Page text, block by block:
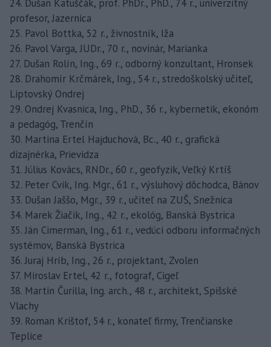
24. Dušan Katuščák, prof. PhDr., PhD., 74 r., univerzitný
profesor, Jazernica
25. Pavol Bottka, 52 r., živnostník, Iža
26. Pavol Varga, JUDr., 70 r., novinár, Marianka
27. Dušan Rolín, Ing., 69 r., odborný konzultant, Hronsek
28. Drahomír Krčmárek, Ing., 54 r., stredoškolský učiteľ,
Liptovský Ondrej
29. Ondrej Kvasnica, Ing., PhD., 36 r., kybernetik, ekonóm
a pedagóg, Trenčín
30. Martina Ertel Hajduchová, Bc., 40 r., grafická
dizajnérka, Prievidza
31. Július Kovács, RNDr., 60 r., geofyzik, Veľký Krtíš
32. Peter Cvik, Ing. Mgr., 61 r., výsluhový dôchodca, Bánov
33. Dušan Jaššo, Mgr., 39 r., učiteľ na ZUŠ, Snežnica
34. Marek Žiačik, Ing., 42 r., ekológ, Banská Bystrica
35. Ján Cimerman, Ing., 61 r., vedúci odboru informačných
systémov, Banská Bystrica
36. Juraj Hríb, Ing., 26 r., projektant, Zvolen
37. Miroslav Ertel, 42 r., fotograf, Cigeľ
38. Martin Čurilla, Ing. arch., 48 r., architekt, Spišské
Vlachy
39. Roman Krištof, 54 r., konateľ firmy, Trenčianske
Teplice